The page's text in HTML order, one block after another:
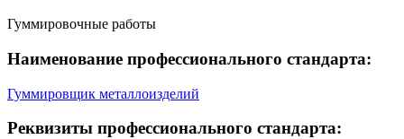
Гуммировочные работы
Наименование профессионального стандарта:
Гуммировщик металлоизделий
Реквизиты профессионального стандарта: